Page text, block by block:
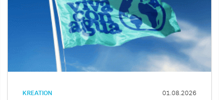
KREATION 01.08.2026